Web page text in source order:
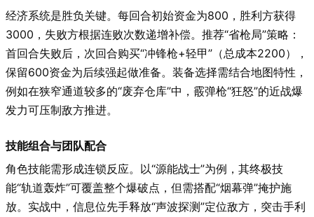
经济系统是胜负关键。每回合初始资金为800，胜利方获得
3000，失败方根据连败次数递增补偿。推荐“省枪局”策略：
首回合失败后，次回合购买“冲锋枪+轻甲”（总成本2200），
保留600资金为后续强起做准备。装备选择需结合地图特性，
例如在狭窄通道较多的“废弃仓库”中，霰弹枪“狂怒”的近战爆
发力可压制敌方推进。
技能组合与团队配合
角色技能需形成连锁反应。以“源能战士”为例，其终极技
能“轨道轰炸”可覆盖整个爆破点，但需搭配“烟幕弹”掩护施
放。实战中，信息位先手释放“声波探测”定位敌方，突击手利